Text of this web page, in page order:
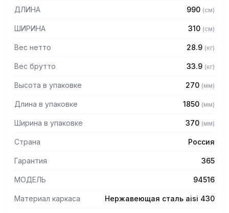
AISI 430 толщиной 0,8 мм
— Расстояние между полками регулируемое с шагом 120
мм
— Стеллаж поставляется в разобранном виде
ДЛИНА 990 (см)
ШИРИНА 310 (см)
Вес нетто 28.9 (кг)
Вес брутто 33.9 (кг)
Высота в упаковке 270 (мм)
Длина в упаковке 1850 (мм)
Ширина в упаковке 370 (мм)
Страна Россия
Гарантия 365
МОДЕЛЬ 94516
Материал каркаса Нержавеющая сталь aisi 430